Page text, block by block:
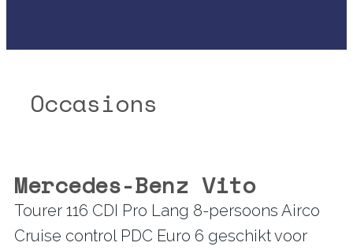
Occasions
Mercedes-Benz Vito
Tourer 116 CDI Pro Lang 8-persoons Airco
Cruise control PDC Euro 6 geschikt voor